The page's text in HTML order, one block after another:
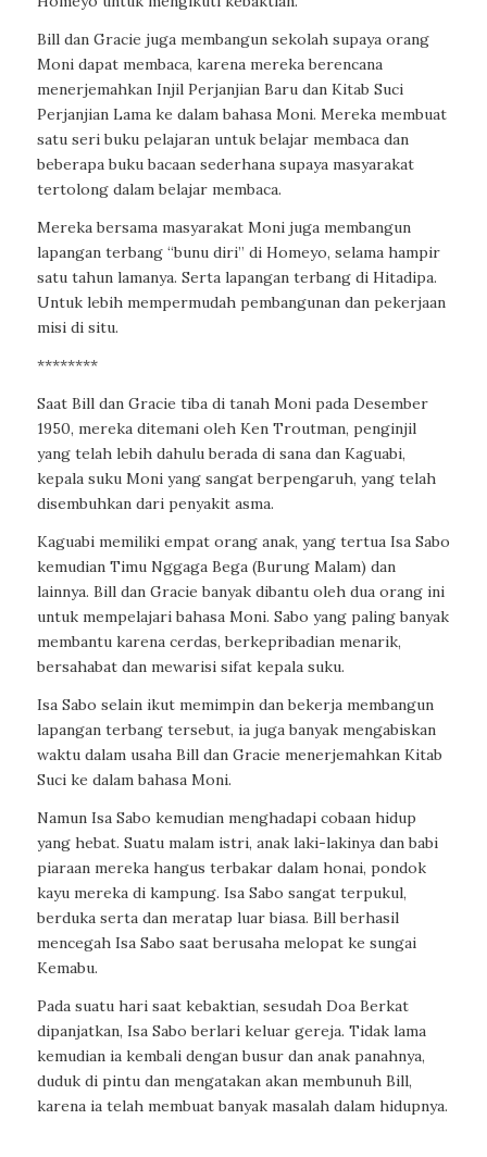
Bill dan Gracie juga membangun sekolah supaya orang
Moni dapat membaca, karena mereka berencana
menerjemahkan Injil Perjanjian Baru dan Kitab Suci
Perjanjian Lama ke dalam bahasa Moni. Mereka membuat
satu seri buku pelajaran untuk belajar membaca dan
beberapa buku bacaan sederhana supaya masyarakat
tertolong dalam belajar membaca.
Mereka bersama masyarakat Moni juga membangun
lapangan terbang “bunu diri” di Homeyo, selama hampir
satu tahun lamanya. Serta lapangan terbang di Hitadipa.
Untuk lebih mempermudah pembangunan dan pekerjaan
misi di situ.
********
Saat Bill dan Gracie tiba di tanah Moni pada Desember
1950, mereka ditemani oleh Ken Troutman, penginjil
yang telah lebih dahulu berada di sana dan Kaguabi,
kepala suku Moni yang sangat berpengaruh, yang telah
disembuhkan dari penyakit asma.
Kaguabi memiliki empat orang anak, yang tertua Isa Sabo
kemudian Timu Nggaga Bega (Burung Malam) dan
lainnya. Bill dan Gracie banyak dibantu oleh dua orang ini
untuk mempelajari bahasa Moni. Sabo yang paling banyak
membantu karena cerdas, berkepribadian menarik,
bersahabat dan mewarisi sifat kepala suku.
Isa Sabo selain ikut memimpin dan bekerja membangun
lapangan terbang tersebut, ia juga banyak mengabiskan
waktu dalam usaha Bill dan Gracie menerjemahkan Kitab
Suci ke dalam bahasa Moni.
Namun Isa Sabo kemudian menghadapi cobaan hidup
yang hebat. Suatu malam istri, anak laki-lakinya dan babi
piaraan mereka hangus terbakar dalam honai, pondok
kayu mereka di kampung. Isa Sabo sangat terpukul,
berduka serta dan meratap luar biasa. Bill berhasil
mencegah Isa Sabo saat berusaha melopat ke sungai
Kemabu.
Pada suatu hari saat kebaktian, sesudah Doa Berkat
dipanjatkan, Isa Sabo berlari keluar gereja. Tidak lama
kemudian ia kembali dengan busur dan anak panahnya,
duduk di pintu dan mengatakan akan membunuh Bill,
karena ia telah membuat banyak masalah dalam hidupnya.